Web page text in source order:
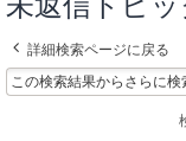
詳細検索ページに戻る